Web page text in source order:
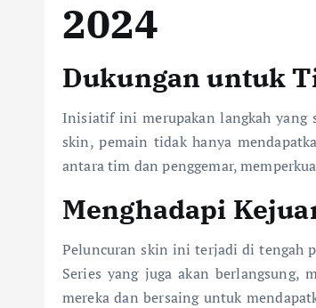
2024
Dukungan untuk
Inisiatif ini merupakan langkah yang
skin, pemain tidak hanya
antara tim dan penggemar,
Menghadapi
Peluncuran skin ini terjadi di tengah
Series yang juga akan berlangsung,
mereka dan bersaing untuk